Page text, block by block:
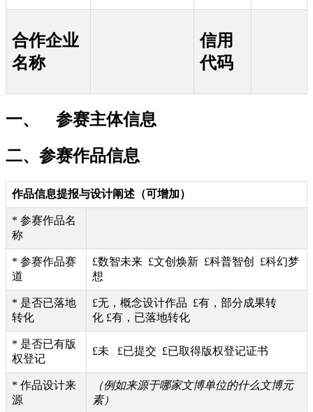
合作企业
名称
信用
代码
一、 参赛主体信息
二、参赛作品信息
作品信息提报与设计阐述（可增加）
* 参赛作品名
称
* 参赛作品赛
道
£数智未来 £文创焕新 £科普智创 £科幻梦
想
* 是否已落地
转化
£无，概念设计作品 £有，部分成果转
化 £有，已落地转化
* 是否已有版
权登记
£未 £已提交 £已取得版权登记证书
* 作品设计来
源
（例如来源于哪家文博单位的什么文博元
素）